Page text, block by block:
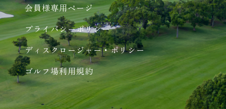
会員様専用ページ
プライバシーポリシー
ディスクロージャー・ポリシー
ゴルフ場利用規約